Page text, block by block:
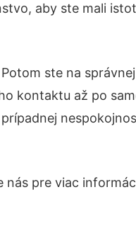
aby ste mali
ste na
kontaktu až po
pre viac